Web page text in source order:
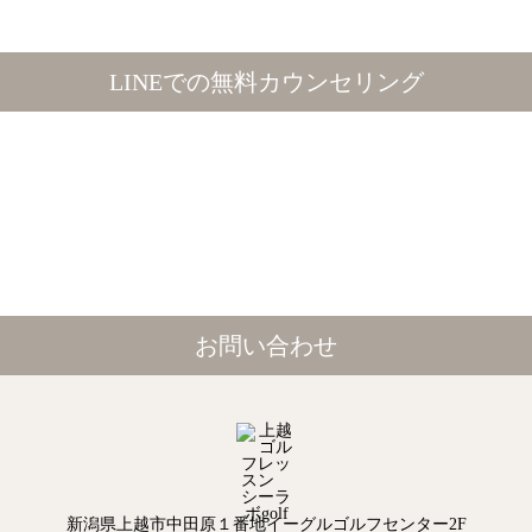
LINEでの無料カウンセリング
お問い合わせ
新潟県上越市中田原１番地イーグルゴルフセンター2F